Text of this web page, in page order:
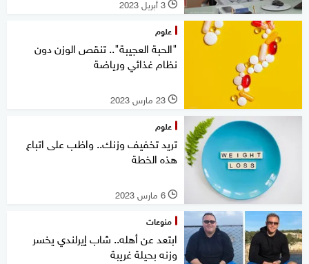
l 3 أبريل 2023
علوم
"الحبة العجيبة".. تنقص الوزن دون
نظام غذائي ورياضة
l 23 مارس 2023
علوم
تريد تخفيف وزنك.. واظب على اتباع
هذه الخطة
l 6 مارس 2023
منوعات
ابتعد عن أهله.. شاب إيرلندي يخسر
وزنه بحيلة غريبة